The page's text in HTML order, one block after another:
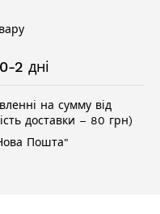
2 дні
на сумму від
доставки – 80 грн)
Пошта"